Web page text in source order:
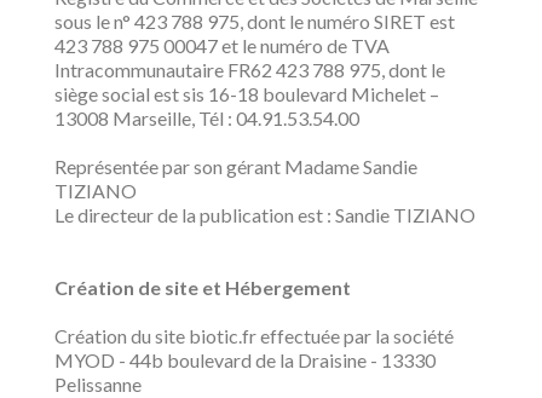
sous le n° 423 788 975, dont le numéro SIRET est
423 788 975 00047 et le numéro de TVA
Intracommunautaire FR62 423 788 975, dont le
siège social est sis 16-18 boulevard Michelet –
13008 Marseille, Tél : 04.91.53.54.00
Représentée par son gérant Madame Sandie
TIZIANO
Le directeur de la publication est : Sandie TIZIANO
Création de site et Hébergement
Création du site biotic.fr effectuée par la société
MYOD - 44b boulevard de la Draisine - 13330
Pelissanne